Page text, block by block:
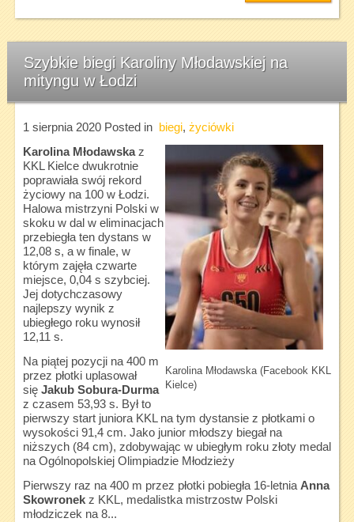
Szybkie biegi Karoliny Młodawskiej na
mityngu w Łodzi
1 sierpnia 2020Posted in biegi, życiówki
Karolina Młodawska (Facebook KKL
Kielce)
Karolina Młodawskaz
KKL Kielce dwukrotnie
poprawiała swój rekord
życiowy na 100 w Łodzi.
Halowa mistrzyni Polski w
skoku w dal w eliminacjach
przebiegła ten dystans w
12,08 s, a w finale, w
którym zajęła czwarte
miejsce, 0,04 s szybciej.
Jej dotychczasowy
najlepszy wynik z
ubiegłego roku wynosił
12,11 s.
Na piątej pozycji na 400 m
przez płotki uplasował
się Jakub Sobura-Durma
z czasem 53,93 s. Był to
pierwszy start juniora KKL na tym dystansie z płotkami o
wysokości 91,4 cm. Jako junior młodszy biegał na
niższych (84 cm), zdobywając w ubiegłym roku złoty medal
na Ogólnopolskiej Olimpiadzie Młodzieży
Pierwszy raz na 400 m przez płotki pobiegła 16-letniaAnna
Skowronekz KKL, medalistka mistrzostw Polski
młodziczek na 8...